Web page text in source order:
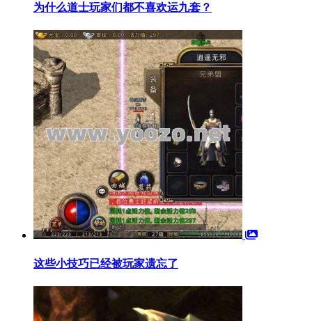
为什么道士玩家们都不喜欢运九套？
这些小技巧已经被玩家遗忘了